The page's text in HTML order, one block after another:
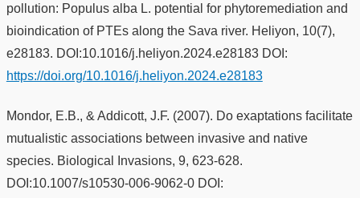
pollution: Populus alba L. potential for phytoremediation and
bioindication of PTEs along the Sava river. Heliyon, 10(7),
e28183. DOI:10.1016/j.heliyon.2024.e28183 DOI:
https://doi.org/10.1016/j.heliyon.2024.e28183
Mondor, E.B., & Addicott, J.F. (2007). Do exaptations facilitate
mutualistic associations between invasive and native
species. Biological Invasions, 9, 623-628.
DOI:10.1007/s10530-006-9062-0 DOI: